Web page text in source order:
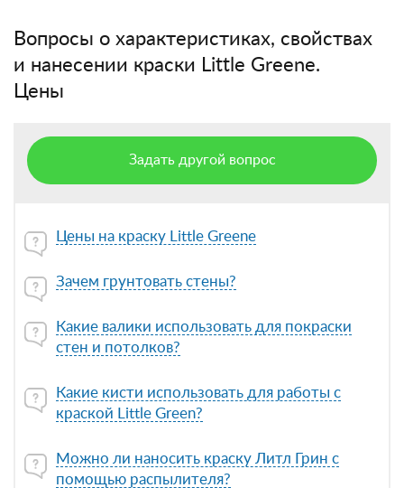
Вопросы о характеристиках, свойствах
и нанесении краски Little Greene.
Цены
Задать другой вопрос
Цены на краску Little Greene
Зачем грунтовать стены?
Какие валики использовать для покраски
стен и потолков?
Какие кисти использовать для работы с
краской Little Green?
Можно ли наносить краску Литл Грин с
помощью распылителя?